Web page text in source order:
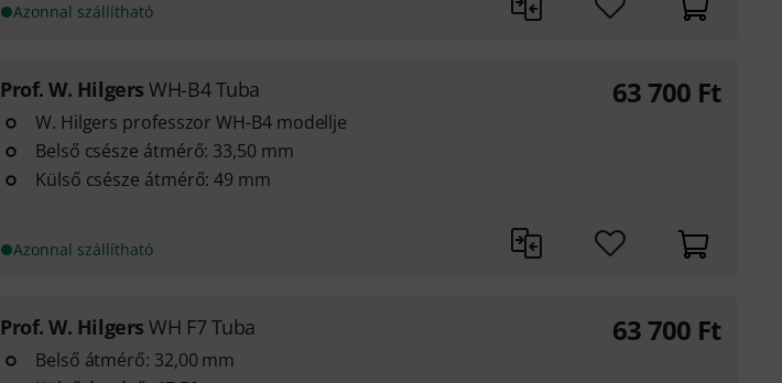
Azonnal szállítható
Prof. W. Hilgers WH-B4 Tuba
W. Hilgers professzor WH-B4 modellje
Belső csésze átmérő: 33,50 mm
Külső csésze átmérő: 49 mm
Azonnal szállítható
63 700 Ft
Prof. W. Hilgers WH F7 Tuba
Belső átmérő: 32,00 mm
63 700 Ft